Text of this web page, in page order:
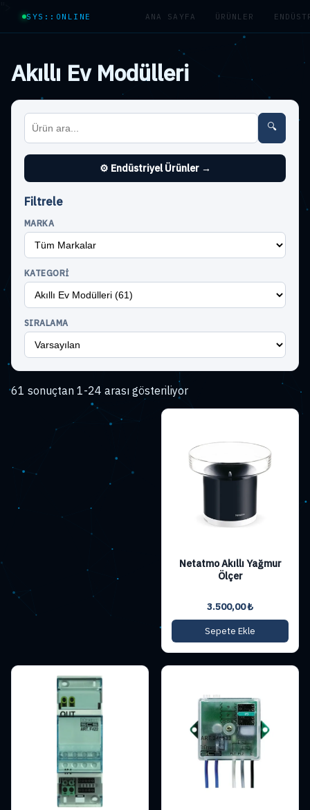
SYS::ONLINE ANA SAYFA ÜRÜNLER
Akıllı Ev Modülleri
🔍
⚙ Endüstriyel Ürünler →
Filtrele
MARKA
KATEGORI
SIRALAMA
61 sonuçtan 1-24 arası gösteriliyorFiyata
düşüğe
Netatmo Akıllı Yağmur
Ölçer
3.500,00₺
Sepete Ekle